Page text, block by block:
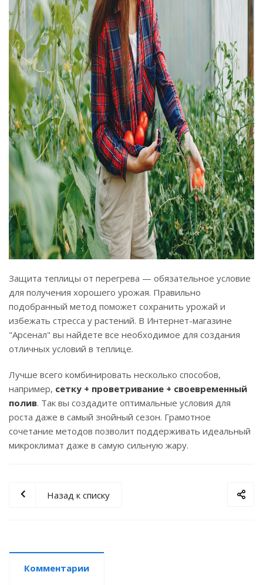
Защита теплицы от перегрева — обязательное условие
для получения хорошего урожая. Правильно
подобранный метод поможет сохранить урожай и
избежать стресса у растений. В Интернет-магазине
"Арсенал" вы найдете все необходимое для создания
отличных условий в теплице.
Лучше всего комбинировать несколько способов,
например, сетку + проветривание + своевременный
полив. Так вы создадите оптимальные условия для
роста даже в самый знойный сезон. Грамотное
сочетание методов позволит поддерживать идеальный
микроклимат даже в самую сильную жару.
Назад к списку
Комментарии